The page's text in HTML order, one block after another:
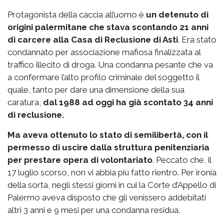
Protagonista della caccia all’uomo è un detenuto di
origini palermitane che stava scontando 21 anni
di carcere alla Casa di Reclusione di Asti. Era stato
condannato per associazione mafiosa finalizzata al
traffico illecito di droga. Una condanna pesante che va
a confermare l’alto profilo criminale del soggetto il
quale, tanto per dare una dimensione della sua
caratura, dal 1988 ad oggi ha già scontato 34 anni
di reclusione.
Ma aveva ottenuto lo stato di semilibertà, con il
permesso di uscire dalla struttura penitenziaria
per prestare opera di volontariato. Peccato che, il
17 luglio scorso, non vi abbia più fatto rientro. Per ironia
della sorta, negli stessi giorni in cui la Corte d’Appello di
Palermo aveva disposto che gli venissero addebitati
altri 3 anni e 9 mesi per una condanna residua.